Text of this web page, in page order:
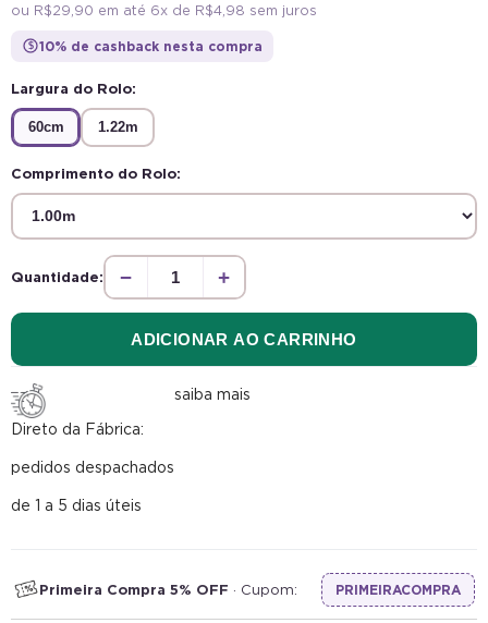
ou R$ 29,90 em até 6x de R$ 4,98 sem juros
$ 10% de cashback nesta compra
Largura do Rolo:
60cm 1.22m
Comprimento do Rolo:
Quantidade: − +
ADICIONAR AO CARRINHO
Direto da Fábrica:
pedidos despachados
de 1 a 5 dias úteis
saiba mais
Primeira Compra 5% OFF · Cupom: PRIMEIRACOMPRA